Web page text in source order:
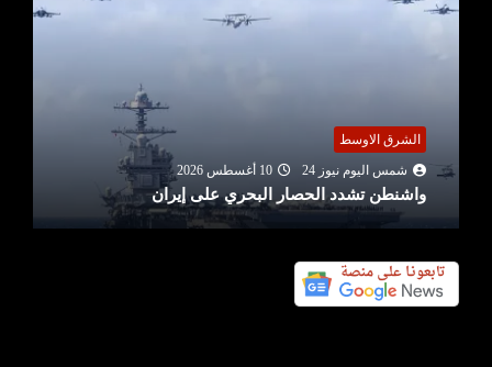
الشرق الاوسط
شمس اليوم نيوز 24
10 أغسطس 2026
واشنطن تشدد الحصار البحري على إيران